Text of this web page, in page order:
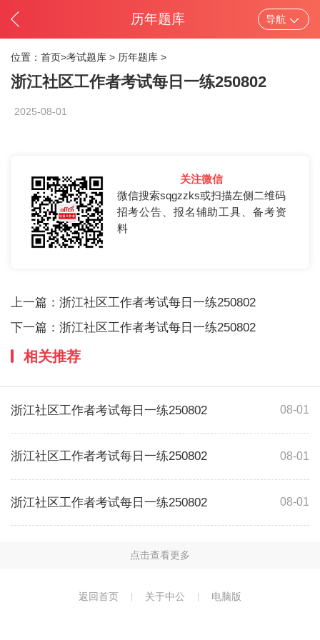
历年题库 导航
位置： 首页>考试题库> 历年题库>
浙江社区工作者考试每日一练250802
2025-08-01
关注微信
微信搜索sqgzzks或扫描左侧二维码
招考公告、报名辅助工具、备考资
料
上一篇： 浙江社区工作者考试每日一练250802
下一篇： 浙江社区工作者考试每日一练250802
相关推荐
浙江社区工作者考试每日一练250802 08-01
浙江社区工作者考试每日一练250802 08-01
浙江社区工作者考试每日一练250802 08-01
点击查看更多
返回首页 关于中公 电脑版